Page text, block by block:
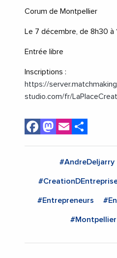
Corum de Montpellier
Le 7 décembre, de 8h30 à
Entrée libre
Inscriptions :
https://
studio.com/fr/
Facebook
Mastodon
Email
#AndreDeljarry
#Entrepreneurs
#Montpellier